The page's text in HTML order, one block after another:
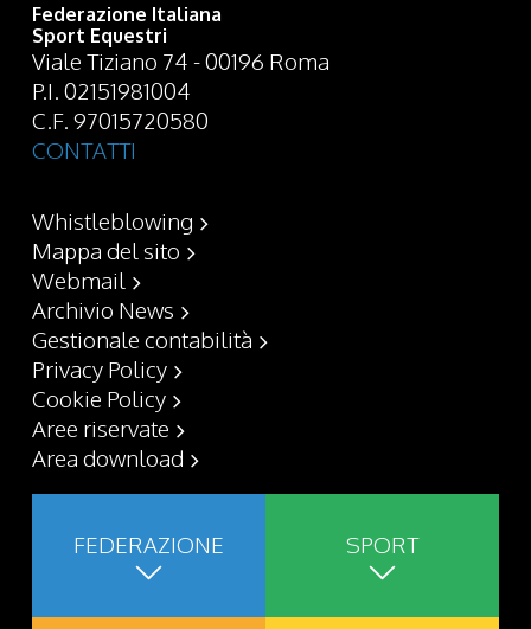
Federazione Italiana
Sport Equestri
Viale Tiziano 74 - 00196 Roma
P.I. 02151981004
C.F. 97015720580
CONTATTI
Whistleblowing
Mappa del sito
Webmail
Archivio News
Gestionale contabilità
Privacy Policy
Cookie Policy
Aree riservate
Area download
FEDERAZIONE SPORT